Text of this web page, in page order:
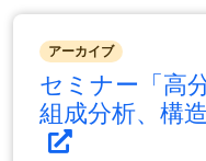
アーカイブ
セミナー「高
組成分析、構